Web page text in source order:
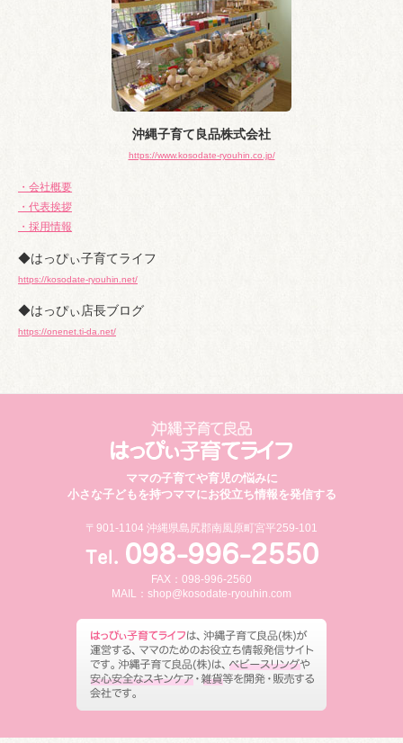
沖縄子育て良品株式会社
https://www.kosodate-ryouhin.co.jp/
・会社概要
・代表挨拶
・採用情報
◆はっぴぃ子育てライフ
https://kosodate-ryouhin.net/
◆はっぴぃ店長ブログ
https://onenet.ti-da.net/
ママの子育てや育児の悩みに
小さな子どもを持つママにお役立ち情報を発信する
〒901-1104 沖縄県島尻郡南風原町宮平259-101
FAX：098-996-2560
MAIL： shop@kosodate-ryouhin.com